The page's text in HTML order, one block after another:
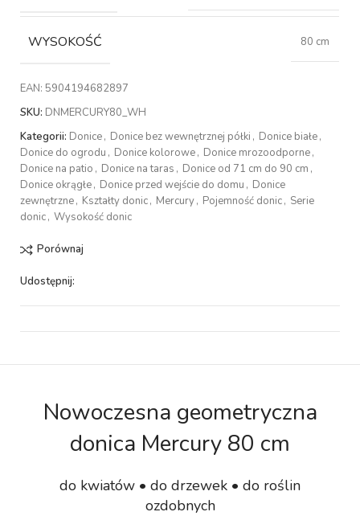
WYSOKOŚĆ 80 cm
EAN: 5904194682897
SKU: DNMERCURY80_WH
Kategorii: Donice, Donice bez wewnętrznej półki , Donice białe,
Donice do ogrodu , Donice kolorowe, Donice mrozoodporne,
Donice na patio , Donice na taras , Donice od 71 cm do 90 cm ,
Donice okrągłe, Donice przed wejście do domu , Donice
zewnętrzne, Kształty donic, Mercury, Pojemność donic, Serie
donic, Wysokość donic
Porównaj
Udostępnij:
Nowoczesna geometryczna
donica Mercury 80 cm
do kwiatów • do drzewek • do roślin
ozdobnych